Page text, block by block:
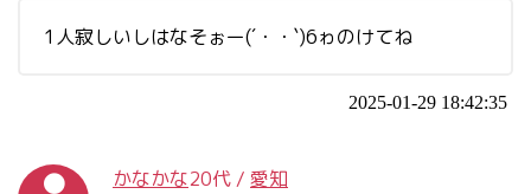
1人寂しいしはなそぉー(´・・`)6ゎのけてね
2025-01-29 18:42:35
かなかな20代 / 愛知